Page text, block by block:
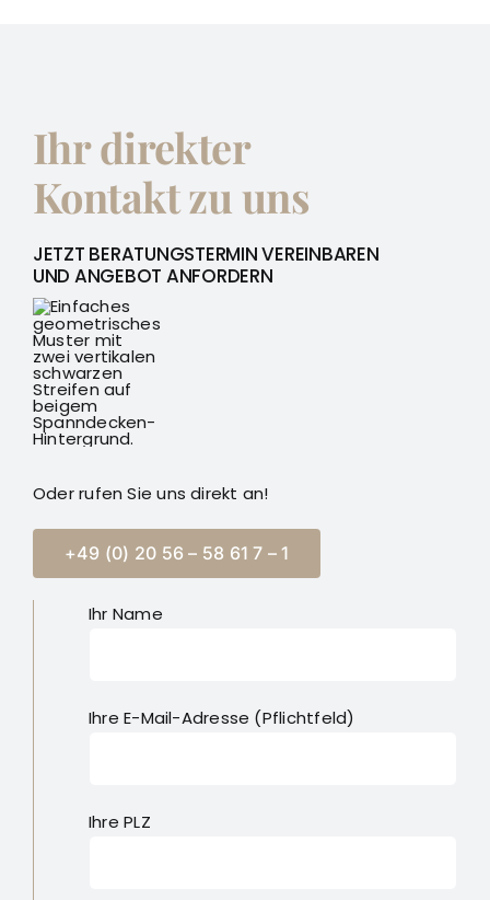
Ihr direkter
Kontakt zu uns
JETZT BERATUNGSTERMIN VEREINBAREN
UND ANGEBOT ANFORDERN
Oder rufen Sie uns direkt an!
+49 (0) 20 56 – 58 61 7 – 1
Ihr Name
Ihre E-Mail-Adresse (Pflichtfeld)
Ihre PLZ